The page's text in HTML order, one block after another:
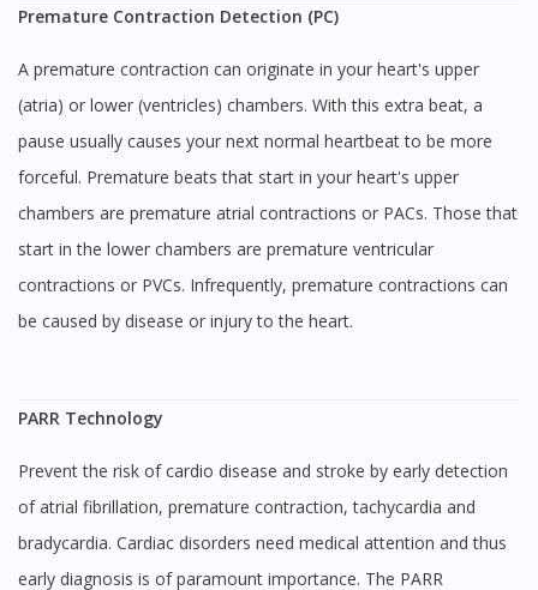
Premature Contraction Detection (PC)
A premature contraction can originate in your heart's upper
(atria) or lower (ventricles) chambers. With this extra beat, a
pause usually causes your next normal heartbeat to be more
forceful. Premature beats that start in your heart's upper
chambers are premature atrial contractions or PACs. Those that
start in the lower chambers are premature ventricular
contractions or PVCs. Infrequently, premature contractions can
be caused by disease or injury to the heart.
PARR Technology
Prevent the risk of cardio disease and stroke by early detection
of atrial fibrillation, premature contraction, tachycardia and
bradycardia. Cardiac disorders need medical attention and thus
early diagnosis is of paramount importance. The PARR